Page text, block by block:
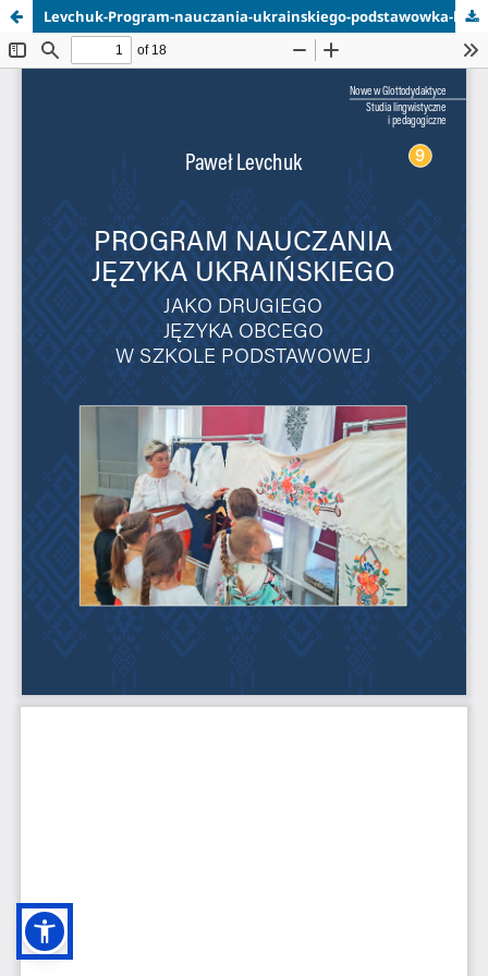
Levchuk-Program-nauczania-ukrainskiego-podstawowka-look-inside.pdf